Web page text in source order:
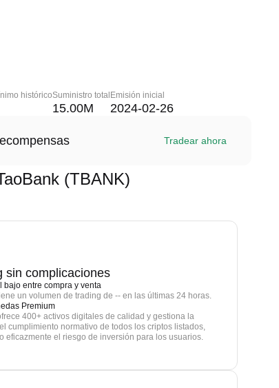
históricoSuministro total
15.00M
Emisión inicial
2024-02-26
Tradear ahora
(TBANK)
sin complicaciones
bajo entre compra y venta
un volumen de trading de -- en las últimas 24 horas.
Premium
400+ activos digitales de calidad y gestiona la
cumplimiento normativo de todos los criptos listados,
eficazmente el riesgo de inversión para los usuarios.